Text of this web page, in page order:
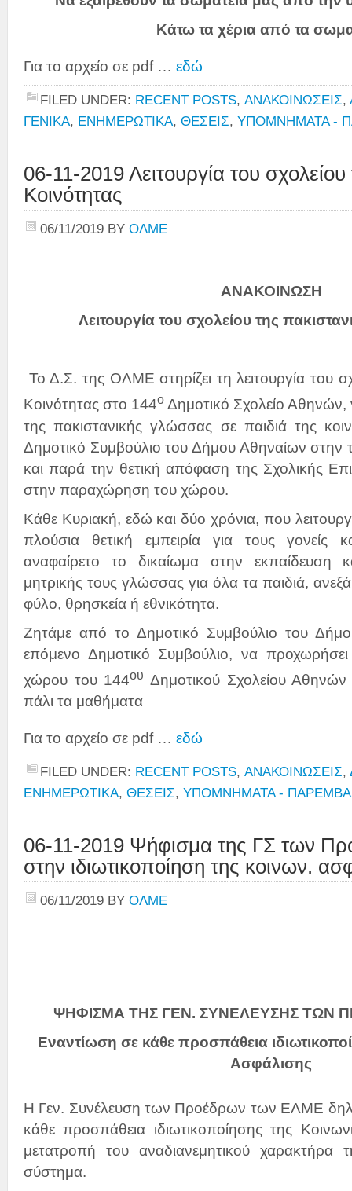
Κάτω τα χέρια από τα
Για το αρχείο σε pdf … εδώ
FILED UNDER: RECENT POSTS, ΑΝΑΚΟΙΝΩΣΕΙΣ,
ΓΕΝΙΚΑ, ΕΝΗΜΕΡΩΤΙΚΑ, ΘΕΣΕΙΣ, ΥΠΟΜΝΗΜΑΤΑ -
06-11-2019 Λειτουργία του σχολείου
Κοινότητας
06/11/2019 BY ΟΛΜΕ
ΑΝΑΚΟΙΝΩΣΗ
Λειτουργία του σχολείου της
Το Δ.Σ. της ΟΛΜΕ στηρίζει τη λειτουργία του
Κοινότητας στο 144ο Δημοτικό Σχολείο
της πακιστανικής γλώσσας σε παιδιά της
Δημοτικό Συμβούλιο του Δήμου Αθηναίων στην
και παρά την θετική απόφαση της Σχολικής
στην παραχώρηση του χώρου.
Κάθε Κυριακή, εδώ και δύο χρόνια, που
πλούσια θετική εμπειρία για τους γονείς
αναφαίρετο το δικαίωμα στην εκπαίδευση
μητρικής τους γλώσσας για όλα τα παιδιά,
φύλο, θρησκεία ή εθνικότητα.
Ζητάμε από το Δημοτικό Συμβούλιο του
επόμενο Δημοτικό Συμβούλιο, να
χώρου του 144ου Δημοτικού Σχολείου
πάλι τα μαθήματα
Για το αρχείο σε pdf … εδώ
FILED UNDER: RECENT POSTS, ΑΝΑΚΟΙΝΩΣΕΙΣ,
ΕΝΗΜΕΡΩΤΙΚΑ, ΘΕΣΕΙΣ, ΥΠΟΜΝΗΜΑΤΑ -
06-11-2019 Ψήφισμα της ΓΣ των
στην ιδιωτικοποίηση της κοινων.
06/11/2019 BY ΟΛΜΕ
ΨΗΦΙΣΜΑ ΤΗΣ ΓΕΝ. ΣΥΝΕΛΕΥΣΗΣ ΤΩΝ
Εναντίωση σε κάθε προσπάθεια
Ασφάλισης
Η Γεν. Συνέλευση των Προέδρων των ΕΛΜΕ
κάθε προσπάθεια ιδιωτικοποίησης της
μετατροπή του αναδιανεμητικού χαρακτήρα
σύστημα.